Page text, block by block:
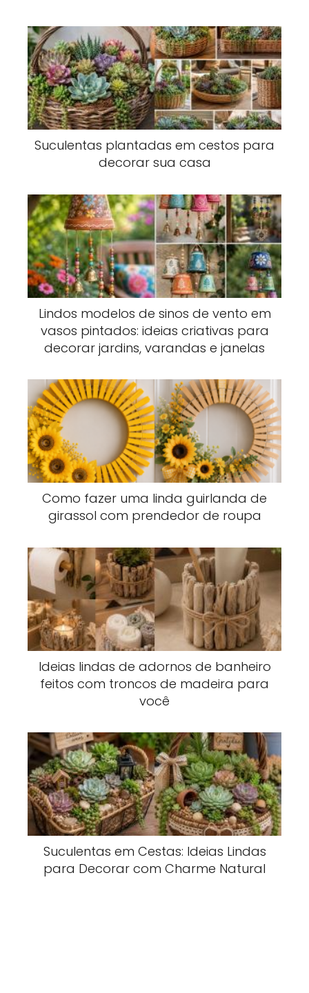
Suculentas plantadas em cestos para
decorar sua casa
Lindos modelos de sinos de vento em
vasos pintados: ideias criativas para
decorar jardins, varandas e janelas
Como fazer uma linda guirlanda de
girassol com prendedor de roupa
Ideias lindas de adornos de banheiro
feitos com troncos de madeira para
você
Suculentas em Cestas: Ideias Lindas
para Decorar com Charme Natural